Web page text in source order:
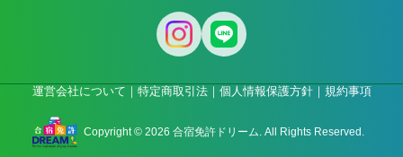
運営会社について 特定商取引法 個人情報保護方針 規約事項
Copyright © 2026 合宿免許ドリーム. All Rights Reserved.